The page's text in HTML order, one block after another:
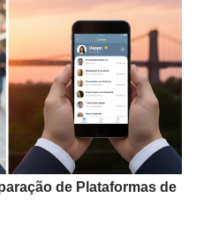
de Plataformas de